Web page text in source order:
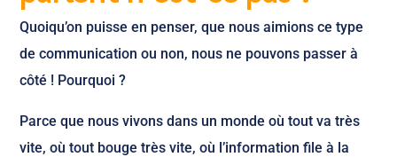
Quoiqu’on puisse en penser, que nous aimions ce type
de communication ou non, nous ne pouvons passer à
côté ! Pourquoi ?
Parce que nous vivons dans un monde où tout va très
vite, où tout bouge très vite, où l’information file à la